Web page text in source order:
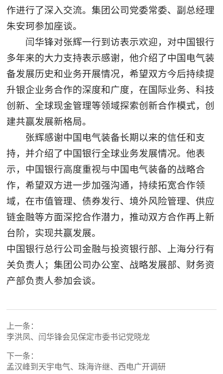
作进行了深入交流。集团公司党委常委、副总经理
朱安珂参加座谈。
闫华锋对张辉一行到访表示欢迎，对中国银行
多年来的大力支持表示感谢，他介绍了中国电气装
备发展历史和业务开展情况，希望双方今后持续提
升银企业务合作的深度和广度，在国际业务、科技
创新、全球现金管理等领域探索创新合作模式，创
建共赢发展新格局。
张辉感谢中国电气装备长期以来的信任和支
持，并介绍了中国银行全球业务发展情况。他表
示，中国银行高度重视与中国电气装备的战略合
作，希望双方进一步加强沟通，持续拓宽合作领
域，在市值管理、债券发行、境外风险管理、供应
链金融等方面深挖合作潜力，推动双方合作再上新
台阶，实现共赢发展。
中国银行总行公司金融与投资银行部、上海分行有
关负责人；集团公司办公室、战略发展部、财务资
产部负责人参加会谈。
上一条：
李洪凤、闫华锋会见保定市委书记党晓龙
下一条：
孟汉峰到天宇电气、珠海许继、西电广开调研